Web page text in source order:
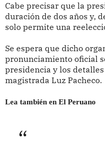
Cabe precisar que la
duración de dos años y,
solo permite una
Se espera que dicho
pronunciamiento oficial
presidencia y los
magistrada Luz Pacheco.
Lea también en El Peruano